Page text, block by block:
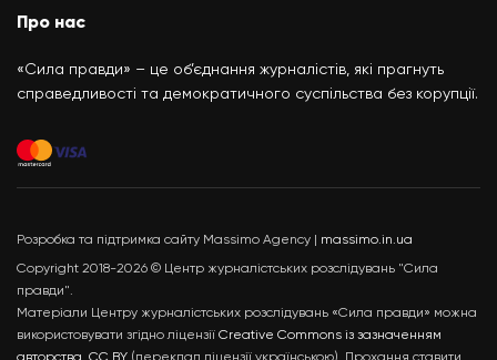
Про нас
«Сила правди» – це об’єднання журналістів, які прагнуть
справедливості та демократичного суспільства без корупції.
Розробка та підтримка сайту Massimo Agency | massimo.in.ua
Copyright 2018-2026 © Центр журналістських розслідувань "Сила
правди".
Матеріали Центру журналістських розслідувань «Сила правди» можна
використовувати згідно ліцензії Creative Commons із зазначенням
авторства, CC BY (переклад ліцензії українською). Прохання ставити